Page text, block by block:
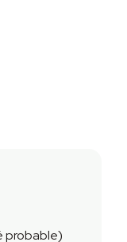
probable)